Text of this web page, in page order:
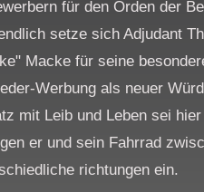
für den Orden der
setze sich Adjudant
Macke für seine
Werbung als neuer
mit Leib und Leben sei
er und sein Fahrrad
richtungen ein.